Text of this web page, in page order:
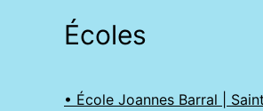
Écoles
• École Joannes Barral |